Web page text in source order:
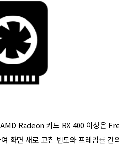
Radeon 카드 RX 400 이상은
화면 새로 고침 빈도와 프레임률 간